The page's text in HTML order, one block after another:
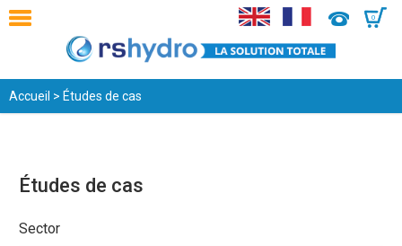
0
Accueil > Études de cas
Études de cas
Sector